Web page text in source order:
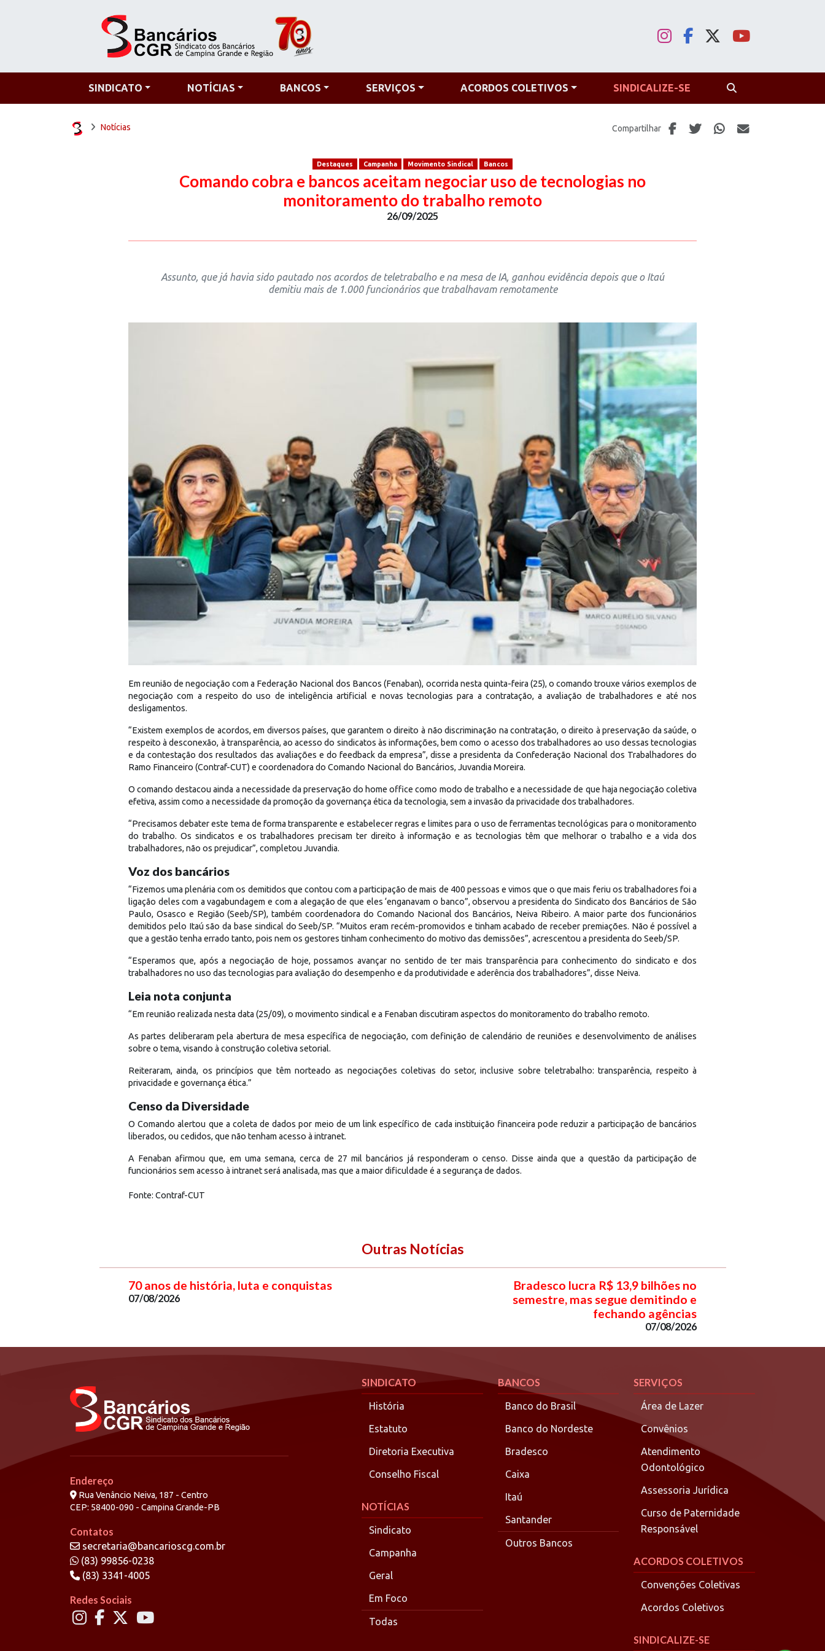
SINDICATO NOTÍCIAS BANCOS SERVIÇOS ACORDOS COLETIVOS SINDICALIZE-SE
Notícias Compartilhar
Destaques Campanha Movimento Sindical Bancos
Comando cobra e bancos aceitam negociar uso de tecnologias no
monitoramento do trabalho remoto
26/09/2025
Assunto, que já havia sido pautado nos acordos de teletrabalho e na mesa de IA, ganhou evidência depois que o Itaú
demitiu mais de 1.000 funcionários que trabalhavam remotamente
Em reunião de negociação com a Federação Nacional dos Bancos (Fenaban), ocorrida nesta quinta-feira (25), o comando trouxe vários exemplos de
negociação com a respeito do uso de inteligência artificial e novas tecnologias para a contratação, a avaliação de trabalhadores e até nos
desligamentos.
“Existem exemplos de acordos, em diversos países, que garantem o direito à não discriminação na contratação, o direito à preservação da saúde, o
respeito à desconexão, à transparência, ao acesso do sindicatos às informações, bem como o acesso dos trabalhadores ao uso dessas tecnologias
e da contestação dos resultados das avaliações e do feedback da empresa”, disse a presidenta da Confederação Nacional dos Trabalhadores do
Ramo Financeiro (Contraf-CUT) e coordenadora do Comando Nacional do Bancários, Juvandia Moreira.
O comando destacou ainda a necessidade da preservação do home office como modo de trabalho e a necessidade de que haja negociação coletiva
efetiva, assim como a necessidade da promoção da governança ética da tecnologia, sem a invasão da privacidade dos trabalhadores.
“Precisamos debater este tema de forma transparente e estabelecer regras e limites para o uso de ferramentas tecnológicas para o monitoramento
do trabalho. Os sindicatos e os trabalhadores precisam ter direito à informação e as tecnologias têm que melhorar o trabalho e a vida dos
trabalhadores, não os prejudicar”, completou Juvandia.
Voz dos bancários
“Fizemos uma plenária com os demitidos que contou com a participação de mais de 400 pessoas e vimos que o que mais feriu os trabalhadores foi a
ligação deles com a vagabundagem e com a alegação de que eles ‘enganavam o banco”, observou a presidenta do Sindicato dos Bancários de São
Paulo, Osasco e Região (Seeb/SP), também coordenadora do Comando Nacional dos Bancários, Neiva Ribeiro. A maior parte dos funcionários
demitidos pelo Itaú são da base sindical do Seeb/SP. “Muitos eram recém-promovidos e tinham acabado de receber premiações. Não é possível a
que a gestão tenha errado tanto, pois nem os gestores tinham conhecimento do motivo das demissões”, acrescentou a presidenta do Seeb/SP.
“Esperamos que, após a negociação de hoje, possamos avançar no sentido de ter mais transparência para conhecimento do sindicato e dos
trabalhadores no uso das tecnologias para avaliação do desempenho e da produtividade e aderência dos trabalhadores”, disse Neiva.
Leia nota conjunta
“Em reunião realizada nesta data (25/09), o movimento sindical e a Fenaban discutiram aspectos do monitoramento do trabalho remoto.
As partes deliberaram pela abertura de mesa específica de negociação, com definição de calendário de reuniões e desenvolvimento de análises
sobre o tema, visando à construção coletiva setorial.
Reiteraram, ainda, os princípios que têm norteado as negociações coletivas do setor, inclusive sobre teletrabalho: transparência, respeito à
privacidade e governança ética.”
Censo da Diversidade
O Comando alertou que a coleta de dados por meio de um link específico de cada instituição financeira pode reduzir a participação de bancários
liberados, ou cedidos, que não tenham acesso à intranet.
A Fenaban afirmou que, em uma semana, cerca de 27 mil bancários já responderam o censo. Disse ainda que a questão da participação de
funcionários sem acesso à intranet será analisada, mas que a maior dificuldade é a segurança de dados.
Fonte: Contraf-CUT
Outras Notícias
70 anos de história, luta e conquistas
07/08/2026
Bradesco lucra R$ 13,9 bilhões no
semestre, mas segue demitindo e
fechando agências
07/08/2026
Endereço
Rua Venâncio Neiva, 187 - Centro
CEP: 58400-090 - Campina Grande-PB
Contatos
secretaria@bancarioscg.com.br
(83) 99856-0238
(83) 3341-4005
Redes Sociais
SINDICATO
História
Estatuto
Diretoria Executiva
Conselho Fiscal
NOTÍCIAS
Sindicato
Campanha
Geral
Em Foco
Todas
BANCOS
Banco do Brasil
Banco do Nordeste
Bradesco
Caixa
Itaú
Santander
Outros Bancos
SERVIÇOS
Área de Lazer
Convênios
Atendimento
Odontológico
Assessoria Jurídica
Curso de Paternidade
Responsável
ACORDOS COLETIVOS
Convenções Coletivas
Acordos Coletivos
SINDICALIZE-SE